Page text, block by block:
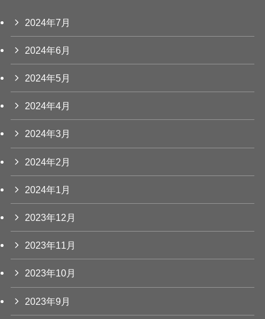
2024年7月
2024年6月
2024年5月
2024年4月
2024年3月
2024年2月
2024年1月
2023年12月
2023年11月
2023年10月
2023年9月